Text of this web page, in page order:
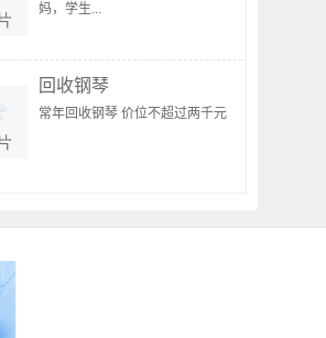
妈，学生...
回收钢琴
常年回收钢琴 价位不超过两千元